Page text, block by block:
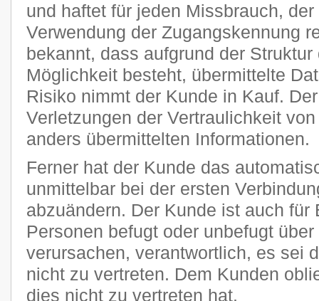
und haftet für jeden Missbrauch,
Verwendung der Zugangskennung
bekannt, dass aufgrund der
Möglichkeit besteht, übermittelte
Risiko nimmt der Kunde in Kauf.
Verletzungen der Vertraulichkeit
anders übermittelten Informationen.
Ferner hat der Kunde das
unmittelbar bei der ersten
abzuändern. Der Kunde ist auch für
Personen befugt oder unbefugt
verursachen, verantwortlich, es sei
nicht zu vertreten. Dem Kunden
dies nicht zu vertreten hat.